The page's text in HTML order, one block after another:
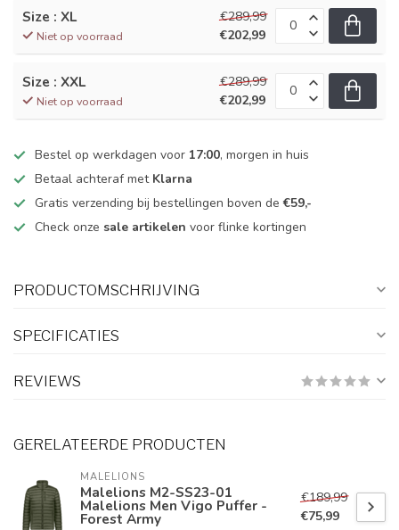
Size : XL
Niet op voorraad
€289,99
€202,99
Size : XXL
Niet op voorraad
€289,99
€202,99
Bestel op werkdagen voor 17:00, morgen in huis
Betaal achteraf met Klarna
Gratis verzending bij bestellingen boven de€59,-
Check onze sale artikelen voor flinke kortingen
PRODUCTOMSCHRIJVING
SPECIFICATIES
REVIEWS
GERELATEERDE PRODUCTEN
MALELIONS
Malelions M2-SS23-01
Malelions Men Vigo Puffer -
Forest Army
€189,99
€75,99